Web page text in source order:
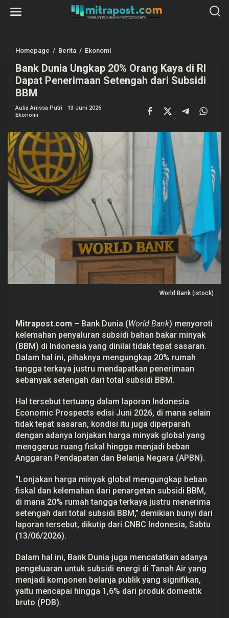
Homepage / Berita / Ekonomi
n
k
D
a
n
a
y
a
d
i
R
P
e
n
e
r
i
m
a
S
e
e
n
g
a
h
r
S
u
b
s
i
B
M
Bank Dunia Ungkap 20% Orang Kaya di RI
Dapat Penerimaan Setengah dari Subsidi
BBM
Aulia Anissa Putri
13 Juni 2026
Ekonomi
World Bank (istock)
Mitrapost.com – Bank Dunia (World Bank) menyoroti
kelemahan penyaluran subsidi bahan bakar minyak
(BBM) di Indonesia yang dinilai tidak tepat sasaran.
Dalam hal ini, pihaknya mengungkap 20% rumah
tangga terkaya justru mendapatkan penerimaan
sebanyak setengah dari total subsidi BBM.
Hal tersebut tertuang dalam laporan Indonesia
Economic Prospects edisi Juni 2026, di mana selain
tidak tepat sasaran, kondisi itu juga diperparah
dengan adanya lonjakan harga minyak global yang
menggerus ruang fiskal hingga menjadi beban
Anggaran Pendapatan dan Belanja Negara (APBN).
“Lonjakan harga minyak global mengungkap beban
fiskal dan kelemahan dari penargetan subsidi BBM,
di mana 20% rumah tangga terkaya justru menerima
setengah dari total subsidi BBM,” demikian bunyi dari
laporan tersebut, dikutip dari CNBC Indonesia, Sabtu
(13/06/2026).
Dalam hal ini, Bank Dunia juga mencatatkan adanya
pengeluaran untuk subsidi energi di Tanah Air yang
menjadi komponen belanja publik yang signifikan,
yaitu mencapai hingga 1,6% dari produk domestik
bruto (PDB).